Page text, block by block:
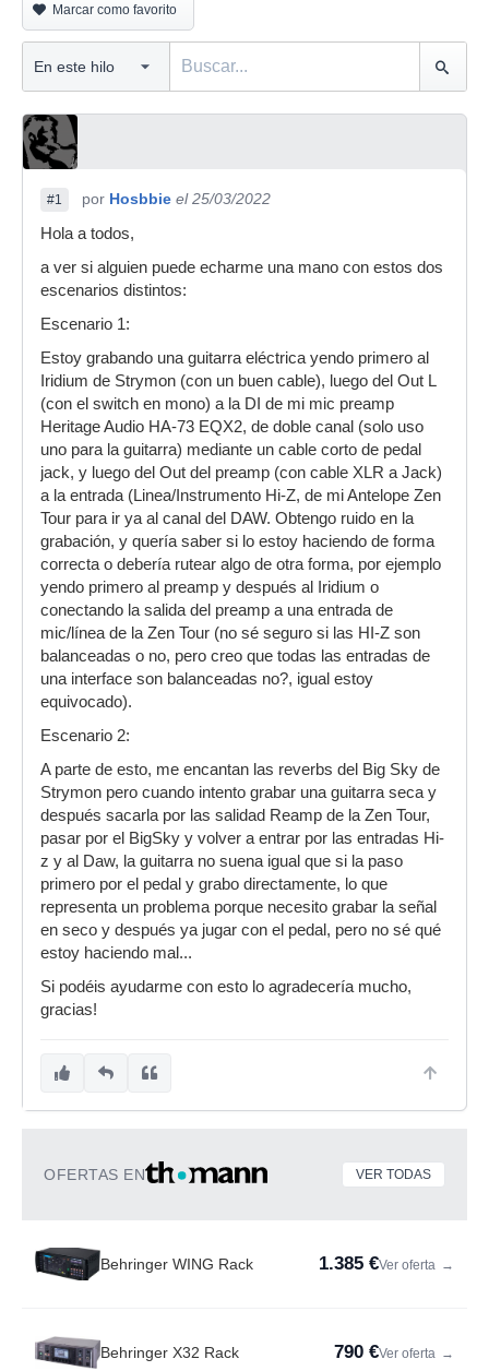
Marcar como favorito
#1 por Hosbbie el 25/03/2022
Hola a todos,
a ver si alguien puede echarme una mano con estos dos
escenarios distintos:
Escenario 1:
Estoy grabando una guitarra eléctrica yendo primero al
Iridium de Strymon (con un buen cable), luego del Out L
(con el switch en mono) a la DI de mi mic preamp
Heritage Audio HA-73 EQX2, de doble canal (solo uso
uno para la guitarra) mediante un cable corto de pedal
jack, y luego del Out del preamp (con cable XLR a Jack)
a la entrada (Linea/Instrumento Hi-Z, de mi Antelope Zen
Tour para ir ya al canal del DAW. Obtengo ruido en la
grabación, y quería saber si lo estoy haciendo de forma
correcta o debería rutear algo de otra forma, por ejemplo
yendo primero al preamp y después al Iridium o
conectando la salida del preamp a una entrada de
mic/línea de la Zen Tour (no sé seguro si las HI-Z son
balanceadas o no, pero creo que todas las entradas de
una interface son balanceadas no?, igual estoy
equivocado).
Escenario 2:
A parte de esto, me encantan las reverbs del Big Sky de
Strymon pero cuando intento grabar una guitarra seca y
después sacarla por las salidad Reamp de la Zen Tour,
pasar por el BigSky y volver a entrar por las entradas Hi-
z y al Daw, la guitarra no suena igual que si la paso
primero por el pedal y grabo directamente, lo que
representa un problema porque necesito grabar la señal
en seco y después ya jugar con el pedal, pero no sé qué
estoy haciendo mal...
Si podéis ayudarme con esto lo agradecería mucho,
gracias!
OFERTAS EN VER TODAS
Behringer WING Rack 1.385 €Ver oferta →
Behringer X32 Rack 790 €Ver oferta →